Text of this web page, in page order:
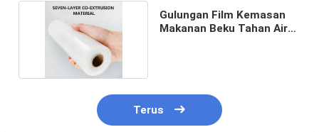
Gulungan Film Kemasan
Makanan Beku Tahan Air
Terus